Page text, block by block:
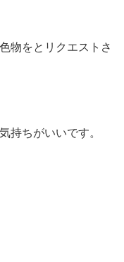
物をとリクエストさ
持ちがいいです。